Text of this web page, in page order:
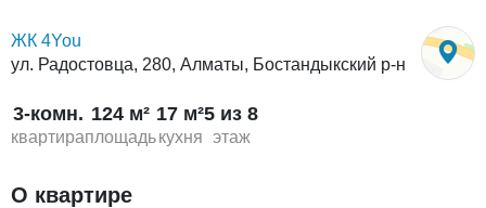
ЖК 4You
ул. Радостовца, 280, Алматы, Бостандыкский р-н
3-комн.
квартира
124 м²
площадь
17 м²
кухня
5 из 8
этаж
О квартире